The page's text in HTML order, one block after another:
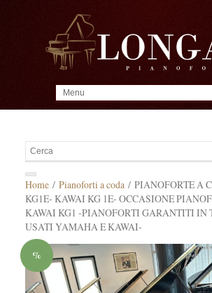
Home/ Pianoforti a coda/ PIANOFORTE A
KG1E- KAWAI KG 1E- OCCASIONE
KAWAI KG1 -PIANOFORTI GARANTITI IN
USATI YAMAHA E KAWAI-
%